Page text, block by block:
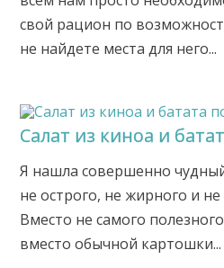
свой рацион по
не найдете места для него...
Салат из киноа и
Я нашла совершенно
не острого, не жирного и
Вместо не самого
вместо обычной картошки...